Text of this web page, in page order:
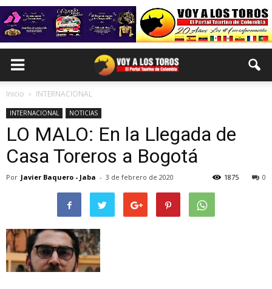
Inicio INTERNACIONAL
INTERNACIONAL NOTICIAS
LO MALO: En la Llegada de
Casa Toreros a Bogotá
Por Javier Baquero - Jaba - 3 de febrero de 2020 0
1875